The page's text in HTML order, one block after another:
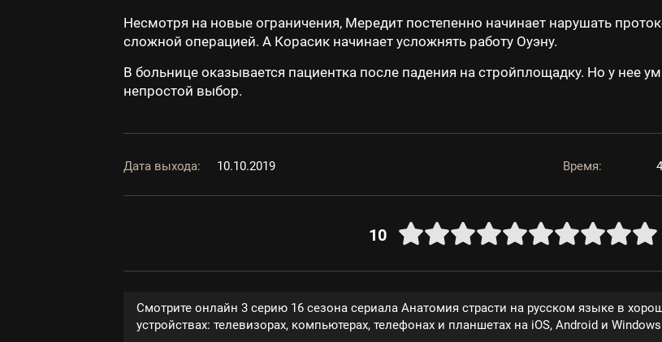
Несмотря на новые ограничения, Мередит постепенно начинает нарушать
сложной операцией. А Корасик начинает усложнять работу Оуэну.
В больнице оказывается пациентка после падения на стройплощадку. Но у нее
непростой выбор.
Дата выхода: 10.10.2019 Время:
10
Смотрите онлайн 3 серию 16 сезона сериала Анатомия страсти на русском языке в
устройствах: телевизорах, компьютерах, телефонах и планшетах на iOS, Android и